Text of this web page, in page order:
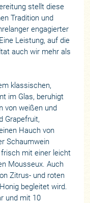
stellt diese
Tradition und
engagierter
Leistung, auf die
auch wir mehr als
klassischen,
im Glas, beruhigt
von weißen und
Grapefruit,
Hauch von
Schaumwein
mit einer leicht
Mousseux. Auch
Zitrus- und roten
begleitet wird.
und mit 10